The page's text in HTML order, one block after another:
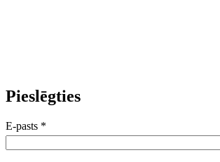
Pieslēgties
E-pasts *